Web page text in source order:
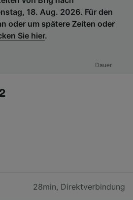
18. Aug. 2026. Für den
oder um spätere Zeiten oder
Sie hier.
Dauer
28min, Direktverbindung